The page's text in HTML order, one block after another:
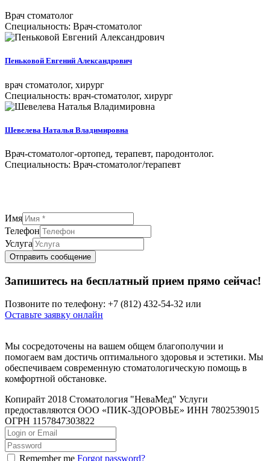
Врач стоматолог
Специальность: Врач-стоматолог
Пеньковой Евгений Александрович
врач стоматолог, хирург
Специальность: врач-стоматолог, хирург
Шевелева Наталья Владимировна
Врач-стоматолог-ортопед, терапевт, пародонтолог.
Специальность: Врач-стоматолог/терапевт
Имя
Телефон
Услуга
Отправить сообщение
Запишитесь на бесплатный прием прямо сейчас!
Позвоните по телефону: +7 (812) 432-54-32 или
Оставьте заявку онлайн
Мы сосредоточены на вашем общем благополучии и
помогаем вам достичь оптимального здоровья и эстетики. Мы
обеспечиваем современную стоматологическую помощь в
комфортной обстановке.
Копирайт 2018 Стоматология "НеваМед" Услуги
предоставляются ООО «ПИК-ЗДОРОВЬЕ» ИНН 7802539015
ОГРН 1157847303822
Remember me Forgot password?